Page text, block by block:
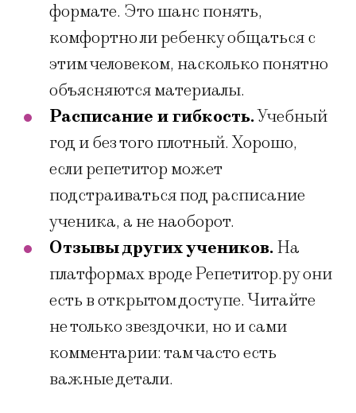
формате. Это шанс понять,
комфортно ли ребенку общаться с
этим человеком, насколько понятно
объясняются материалы.
Расписание и гибкость.Учебный
год и без того плотный. Хорошо,
если репетитор может
подстраиваться под расписание
ученика, а не наоборот.
Отзывы других учеников.На
платформах вроде Репетитор.ру они
есть в открытом доступе. Читайте
не только звездочки, но и сами
комментарии: там часто есть
важные детали.